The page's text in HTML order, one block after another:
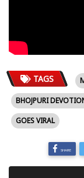
TAGS
BHOJPURI
GOES VIRAL
SHARE